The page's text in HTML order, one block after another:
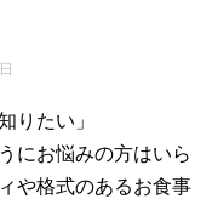
りたい」
にお悩みの方はいら
や格式のあるお食事